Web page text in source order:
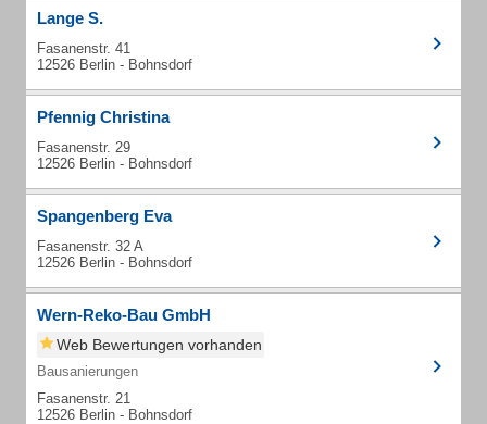
Lange S.
Fasanenstr. 41
12526 Berlin - Bohnsdorf
Pfennig Christina
Fasanenstr. 29
12526 Berlin - Bohnsdorf
Spangenberg Eva
Fasanenstr. 32 A
12526 Berlin - Bohnsdorf
Wern-Reko-Bau GmbH
Web Bewertungen vorhanden
Bausanierungen
Fasanenstr. 21
12526 Berlin - Bohnsdorf